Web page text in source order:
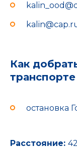
Как
транспорте
остановка
Расстояние: